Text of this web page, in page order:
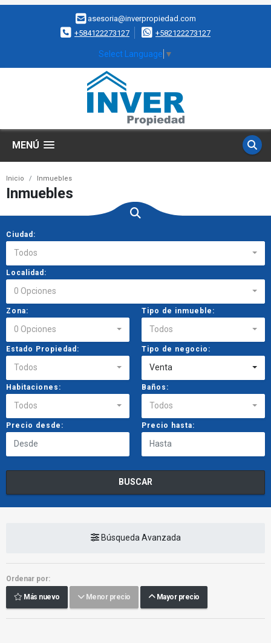
asesoria@inverpropiedad.com
+584122273127
+582122273127
Select Language ▼
MENÚ
Inicio Inmuebles
Inmuebles
Ciudad:
Todos
Localidad:
0 Opciones
Zona:
0 Opciones
Tipo de inmueble:
Todos
Estado Propiedad:
Todos
Tipo de negocio:
Venta
Habitaciones:
Todos
Baños:
Todos
Precio desde: Precio hasta:
BUSCAR
Búsqueda Avanzada
Ordenar por:
Más nuevo Menor precio Mayor precio